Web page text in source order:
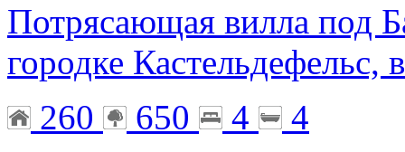
Потрясающая вилла под
городке Кастельдефельс,
260
650 4
4